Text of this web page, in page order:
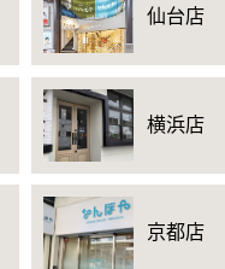
仙台店
横浜店
京都店